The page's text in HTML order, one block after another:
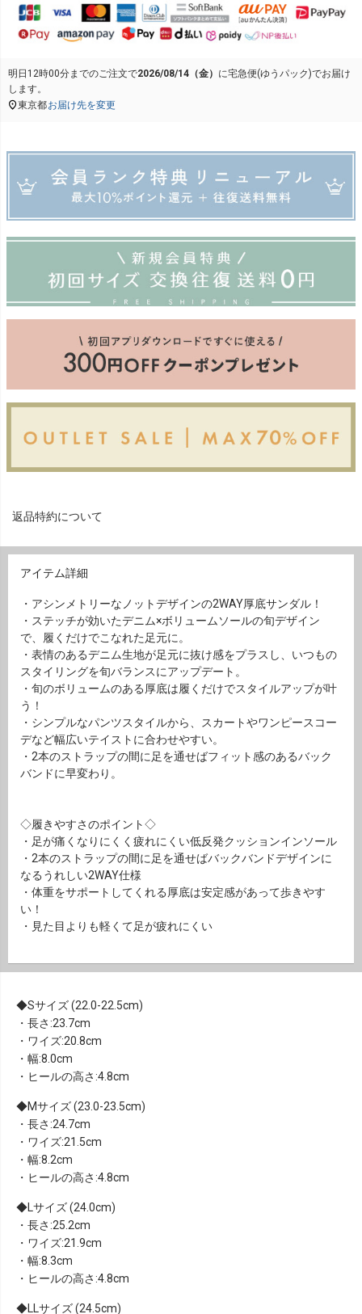
明日 12時00分までのご注文で2026/08/14（金） に宅急便(ゆうパック)でお届け
します。
東京都お届け先を変更
返品特約について
アイテム詳細
・アシンメトリーなノットデザインの2WAY厚底サンダル！
・ステッチが効いたデニム×ボリュームソールの旬デザイン
で、履くだけでこなれた足元に。
・表情のあるデニム生地が足元に抜け感をプラスし、いつもの
スタイリングを旬バランスにアップデート。
・旬のボリュームのある厚底は履くだけでスタイルアップが叶
う！
・シンプルなパンツスタイルから、スカートやワンピースコー
デなど幅広いテイストに合わせやすい。
・2本のストラップの間に足を通せばフィット感のあるバック
バンドに早変わり。
◇履きやすさのポイント◇
・足が痛くなりにくく疲れにくい低反発クッションインソール
・2本のストラップの間に足を通せばバックバンドデザインに
なるうれしい2WAY仕様
・体重をサポートしてくれる厚底は安定感があって歩きやす
い！
・見た目よりも軽くて足が疲れにくい
Sサイズ (22.0-22.5cm)
・長さ:23.7cm
・ワイズ:20.8cm
・幅:8.0cm
・ヒールの高さ:4.8cm
Mサイズ (23.0-23.5cm)
・長さ:24.7cm
・ワイズ:21.5cm
・幅:8.2cm
・ヒールの高さ:4.8cm
Lサイズ (24.0cm)
・長さ:25.2cm
・ワイズ:21.9cm
・幅:8.3cm
・ヒールの高さ:4.8cm
LLサイズ (24.5cm)